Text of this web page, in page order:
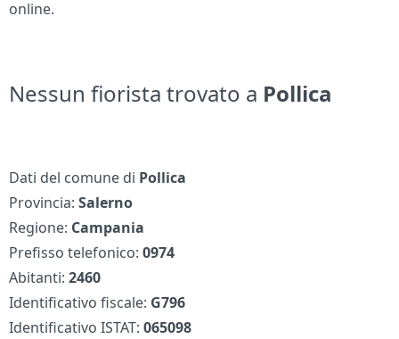
online.
Nessun fiorista trovato a Pollica
Dati del comune di Pollica
Provincia:Salerno
Regione: Campania
Prefisso telefonico:0974
Abitanti:2460
Identificativo fiscale: G796
Identificativo ISTAT:065098